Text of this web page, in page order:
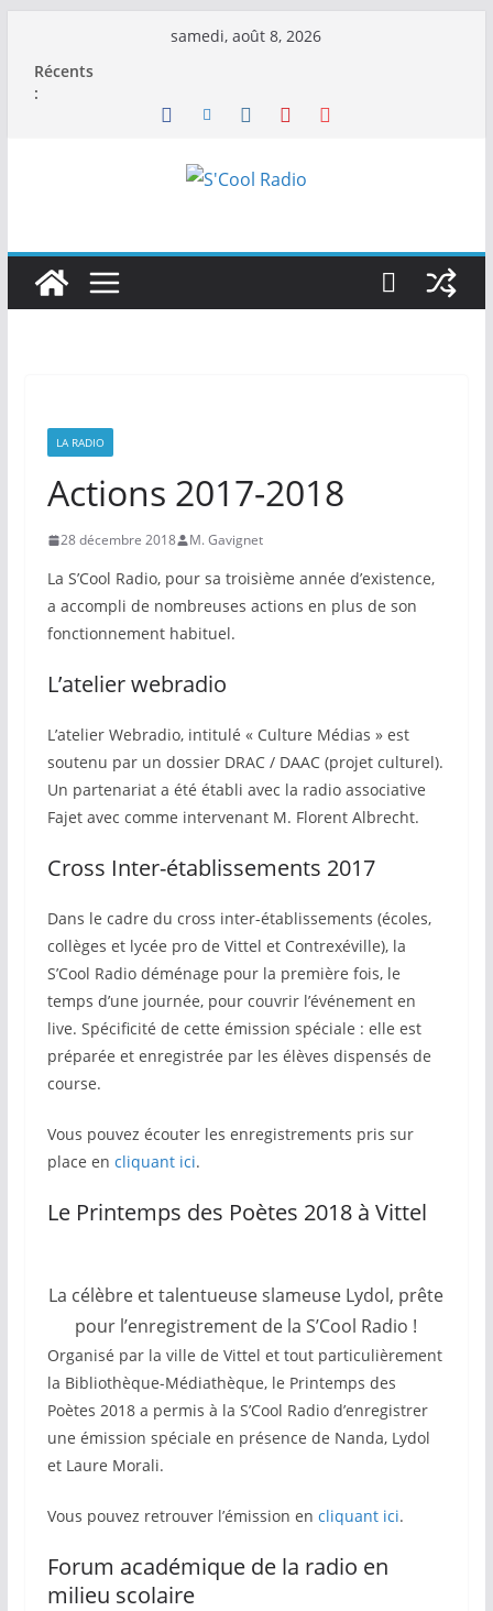
contenu
samedi, août 8, 2026
Récents
:
LA RADIO
Actions 2017-2018
28 décembre 2018 M. Gavignet
La S’Cool Radio, pour sa troisième année d’existence,
a accompli de nombreuses actions en plus de son
fonctionnement habituel.
L’atelier webradio
L’atelier Webradio, intitulé « Culture Médias » est
soutenu par un dossier DRAC / DAAC (projet culturel).
Un partenariat a été établi avec la radio associative
Fajet avec comme intervenant M. Florent Albrecht.
Cross Inter-établissements 2017
Dans le cadre du cross inter-établissements (écoles,
collèges et lycée pro de Vittel et Contrexéville), la
S’Cool Radio déménage pour la première fois, le
temps d’une journée, pour couvrir l’événement en
live. Spécificité de cette émission spéciale : elle est
préparée et enregistrée par les élèves dispensés de
course.
Vous pouvez écouter les enregistrements pris sur
place en cliquant ici.
Le Printemps des Poètes 2018 à Vittel
La célèbre et talentueuse slameuse Lydol, prête
pour l’enregistrement de la S’Cool Radio !
Organisé par la ville de Vittel et tout particulièrement
la Bibliothèque-Médiathèque, le Printemps des
Poètes 2018 a permis à la S’Cool Radio d’enregistrer
une émission spéciale en présence de Nanda, Lydol
et Laure Morali.
Vous pouvez retrouver l’émission en cliquant ici.
Forum académique de la radio en
milieu scolaire